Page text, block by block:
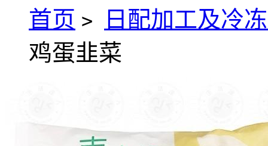
首页 >
日配加工及冷
鸡蛋韭菜